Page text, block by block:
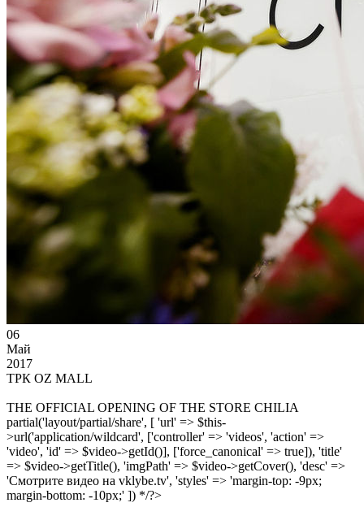
06
Май
2017
ТРК OZ MALL
THE OFFICIAL OPENING OF THE STORE CHILIA
partial('layout/partial/share', [ 'url' => $this-
>url('application/wildcard', ['controller' => 'videos', 'action' =>
'video', 'id' => $video->getId()], ['force_canonical' => true]), 'title'
=> $video->getTitle(), 'imgPath' => $video->getCover(), 'desc' =>
'Смотрите видео на vklybe.tv', 'styles' => 'margin-top: -9px;
margin-bottom: -10px;' ]) */?>